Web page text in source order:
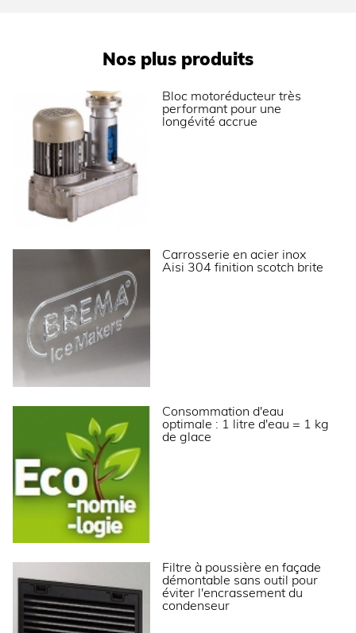
Classe climatique
INSTALLATION
Type d'installation
DIMENSIONS ET POIDS
Profondeur (mm)
Largeur (mm)
Poids net (kg)
Dimensions extérieures (LxPxH) (mm)
ALIMENTATION
Puissance électrique raccordée (W)
Tension (V) 230 V
Fréquence (Hz)
Température d’eau (°C)
Qualité de l'eau
Pression de l’eau (min./max.)
LOGISTIQUE
Dimensions emballage (LxPxH) (mm)
Nos plus produits
Bloc motoréducteur très
performant pour une
longévité accrue
Carrosserie en acier inox
Aisi 304 finition scotch brite
Consommation d'eau
optimale : 1 litre d'eau = 1 kg
de glace
Filtre à poussière en façade
démontable sans outil pour
éviter l'encrassement du
condenseur